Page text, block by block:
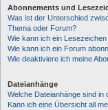
Abonnements und
Was ist der Unterschied
Thema oder Forum?
Wie kann ich ein
Wie kann ich ein Forum
Wie deaktiviere ich meine
Dateianhänge
Welche Dateianhänge sind in
Kann ich eine Übersicht all